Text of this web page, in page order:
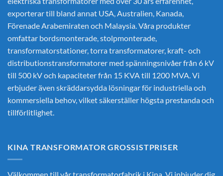
exporterar till bland annat USA, Australien, Kanada,
Förenade Arabemiraten och Malaysia. Våra produkter
omfattar bordsmonterade, stolpmonterade,
transformatorstationer, torra transformatorer, kraft- och
distributionstransformatorer med spänningsnivåer från 6 kV
till 500 kV och kapaciteter från 15 KVA till 1200 MVA. Vi
erbjuder även skräddarsydda lösningar för industriella och
kommersiella behov, vilket säkerställer högsta prestanda och
tillförlitlighet.
KINA TRANSFORMATOR GROSSISTPRISER